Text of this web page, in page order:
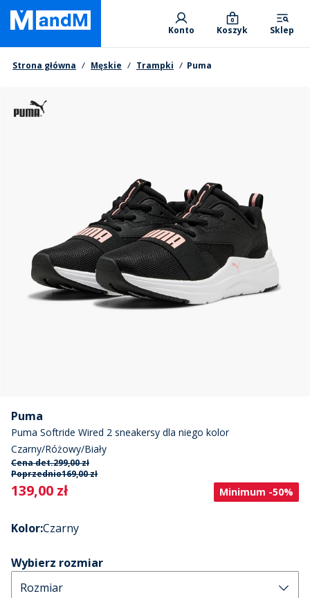
Skip
main
content
Primary departments
Konto Koszyk
0
Sklep
Nawigacja okruszkowa
Strona główna Męskie Trampki Puma
Puma
Puma Softride Wired 2 sneakersy dla niego kolor
Czarny/Różowy/Biały
Cena det.299,00 zł
Poprzednio169,00 zł
Current
139,00 zł Minimum -50%
Kolor:Czarny
Wybierz rozmiar